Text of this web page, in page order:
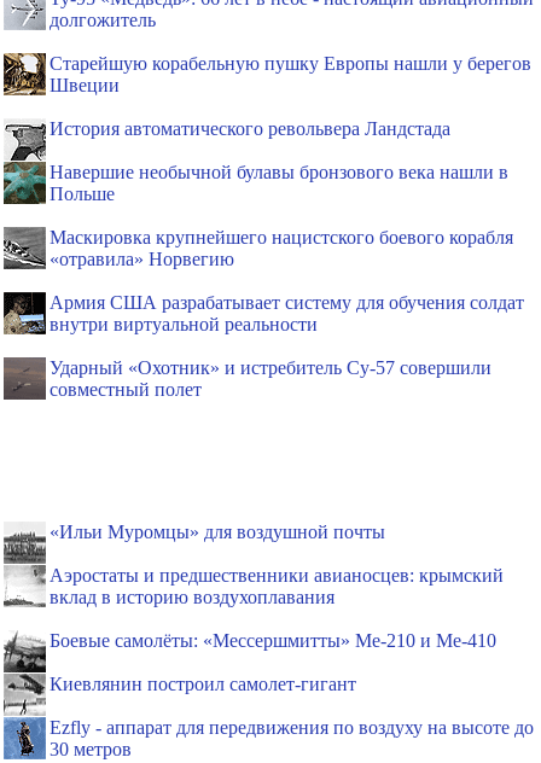
долгожитель
Старейшую корабельную пушку Европы нашли у берегов
Швеции
История автоматического револьвера Ландстада
Навершие необычной булавы бронзового века нашли в
Польше
Маскировка крупнейшего нацистского боевого корабля
«отравила» Норвегию
Армия США разрабатывает систему для обучения солдат
внутри виртуальной реальности
Ударный «Охотник» и истребитель Су-57 совершили
совместный полет
«Ильи Муромцы» для воздушной почты
Аэростаты и предшественники авианосцев: крымский
вклад в историю воздухоплавания
Боевые самолёты: «Мессершмитты» Ме-210 и Ме-410
Киевлянин построил самолет-гигант
Ezfly - аппарат для передвижения по воздуху на высоте до
30 метров